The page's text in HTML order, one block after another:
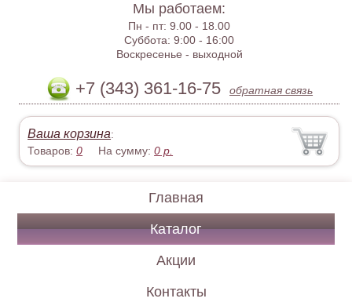
Мы работаем:
Пн - пт:9.00 - 18.00
Суббота:9:00 - 16:00
Воскресенье - выходной
+7 (343) 361-16-75 обратная связь
Ваша корзина:
Товаров:0 На сумму:0 р.
Главная
Каталог
Акции
Контакты